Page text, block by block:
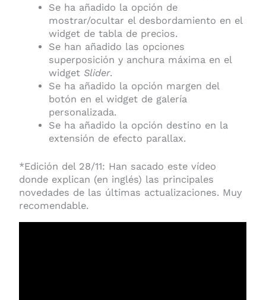
Se ha añadido la opción de
mostrar/ocultar el desbordamiento en el
widget de tabla de precios.
Se han añadido las opciones
superposición y anchura máxima en el
widget Slider.
Se ha añadido la opción margen del
botón en el widget de galería
personalizada.
Se ha añadido la opción destino en la
extensión de efecto parallax.
*Edición del 28/11: Han sacado este vídeo
donde explican (en inglés) las principales
novedades de las últimas actualizaciones. Muy
recomendable.